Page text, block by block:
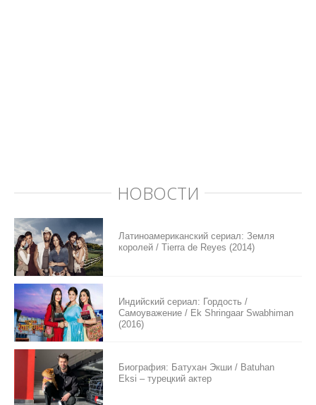
НОВОСТИ
Латиноамериканский сериал: Земля
королей / Tierra de Reyes (2014)
Индийский сериал: Гордость /
Самоуважение / Ek Shringaar Swabhiman
(2016)
Биография: Батухан Экши / Batuhan
Eksi – турецкий актер